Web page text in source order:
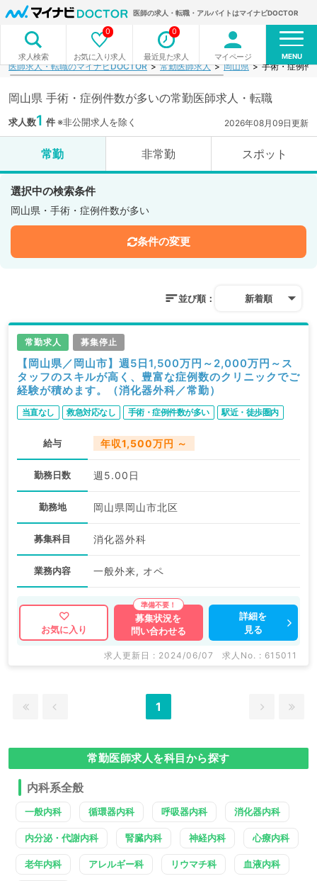
医師の求人・転職・アルバイトはマイナビDOCTOR
求人検索 お気に入り求人
0
最近見た求人
0
マイページ MENU
医師求人・転職のマイナビDOCTOR 常勤医師求人 岡山県 手術・症例件
岡山県 手術・症例件数が多いの常勤医師求人・転職
求人数1 件※非公開求人を除く 2026年08月09日更新
常勤 非常勤 スポット
選択中の検索条件
岡山県・手術・症例件数が多い
条件の変更
並び順： 新着順
常勤求人 募集停止
【岡山県／岡山市】週5日1,500万円～2,000万円～ス
タッフのスキルが高く、豊富な症例数のクリニックでご
経験が積めます。（消化器外科／常勤）
当直なし 救急対応なし 手術・症例件数が多い 駅近・徒歩圏内
給与 年収1,500万円 ～
勤務日数 週5.00日
勤務地 岡山県岡山市北区
募集科目 消化器外科
業務内容 一般外来, オペ
お気に入り
募集状況を
問い合わせる
詳細を
見る
求人更新日 : 2024/06/07 求人No. : 615011
1
常勤医師求人を科目から探す
内科系全般
一般内科 循環器内科 呼吸器内科 消化器内科
内分泌・代謝内科 腎臓内科 神経内科 心療内科
老年内科 アレルギー科 リウマチ科 血液内科